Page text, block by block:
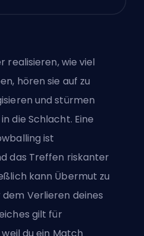
realisieren, wie viel
hören sie auf zu
und stürmen
die Schlacht. Eine
ist
das Treffen riskanter
kann Übermut zu
Verlieren deines
gilt für
weil du ein Match